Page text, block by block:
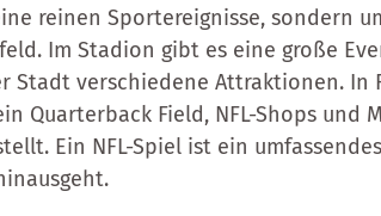
reinen Sportereignisse, sondern
Im Stadion gibt es eine große
Stadt verschiedene Attraktionen.
Quarterback Field, NFL-Shops
Ein NFL-Spiel ist ein